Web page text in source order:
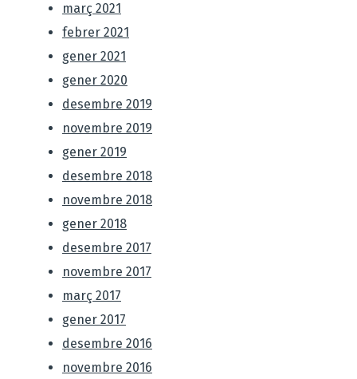
març 2021
febrer 2021
gener 2021
gener 2020
desembre 2019
novembre 2019
gener 2019
desembre 2018
novembre 2018
gener 2018
desembre 2017
novembre 2017
març 2017
gener 2017
desembre 2016
novembre 2016